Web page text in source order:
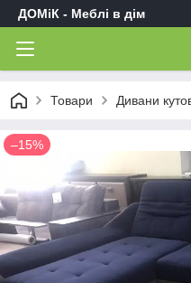
ДОМіК - Меблі в дім
Товари Дивани
–15%